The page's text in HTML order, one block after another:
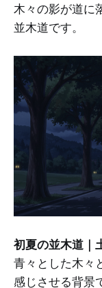
木々の影が道に
並木道です。
初夏の並木道｜
青々とした木々
感じさせる背景